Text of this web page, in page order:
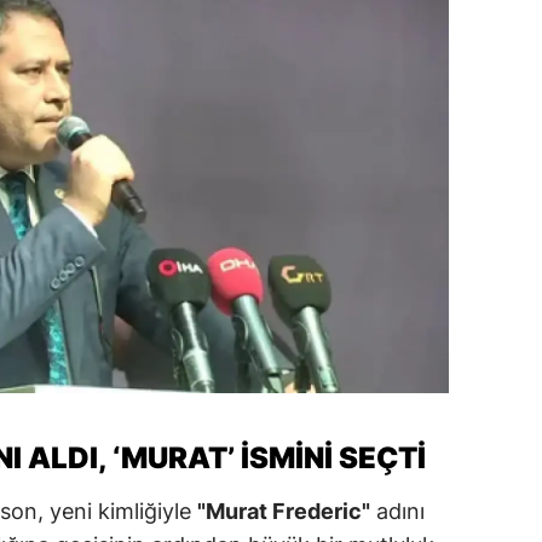
ALDI, ‘MURAT’ İSMINI SEÇTI
yeni kimliğiyle "Murat Frederic" adını